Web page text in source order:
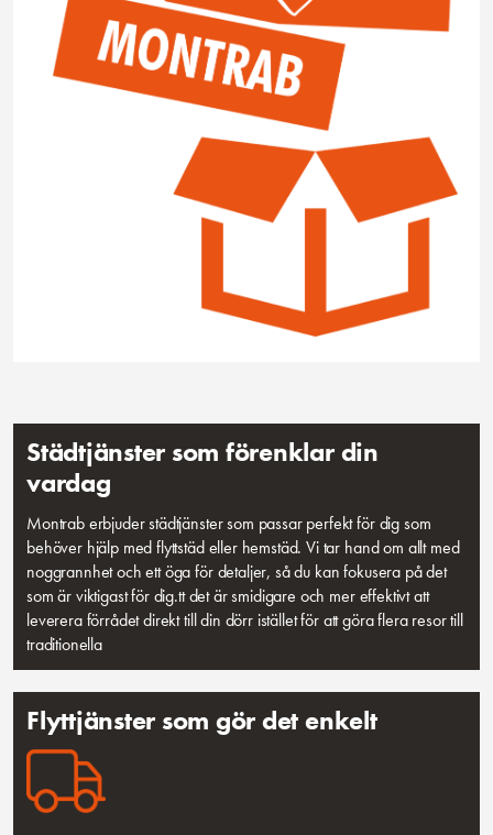
Städtjänster som förenklar din
vardag
Montrab erbjuder städtjänster som passar perfekt för dig som
behöver hjälp med flyttstäd eller hemstäd. Vi tar hand om allt med
noggrannhet och ett öga för detaljer, så du kan fokusera på det
som är viktigast för dig.tt det är smidigare och mer effektivt att
leverera förrådet direkt till din dörr istället för att göra flera resor till
traditionella
Flyttjänster som gör det enkelt